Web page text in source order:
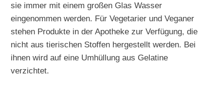
sie immer mit einem großen Glas Wasser
eingenommen werden. Für Vegetarier und Veganer
stehen Produkte in der Apotheke zur Verfügung, die
nicht aus tierischen Stoffen hergestellt werden. Bei
ihnen wird auf eine Umhüllung aus Gelatine
verzichtet.